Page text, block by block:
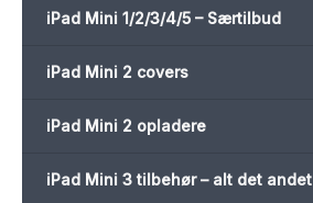
iPad Mini 1/2/3/4/5 – Særtilbud
iPad Mini 2 covers
iPad Mini 2 opladere
iPad Mini 3 tilbehør – alt det andet